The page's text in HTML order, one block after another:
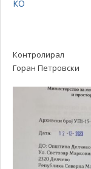
КО
Контролирал
Горан Петровски